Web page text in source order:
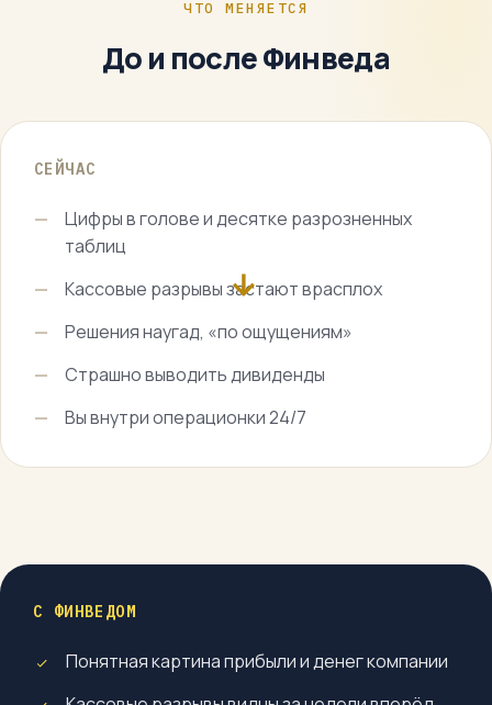
ЧТО МЕНЯЕТСЯ
До и после Финведа
СЕЙЧАС
—
Цифры в голове и десятке разрозненных
таблиц
—
Кассовые разрывы застают врасплох
—
Решения наугад, «по ощущениям»
—
Страшно выводить дивиденды
—
Вы внутри операционки 24/7
→
С ФИНВЕДОМ
Понятная картина прибыли и денег компании